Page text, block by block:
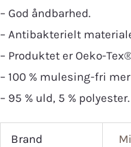
– God åndbarhed.
– Antibakterielt
– Produktet er Oeko-
– 100 % mulesing-fri
– 95 % uld, 5 % polyester.
Brand